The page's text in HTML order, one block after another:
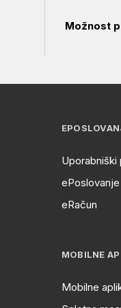
Možnost
eRačun
MOBILNE
Mobilne